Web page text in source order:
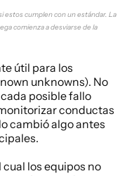
estos cumplen con un estándar. La
comienza a desviarse de la
unknowns). No
posible fallo
conductas
cambió algo antes
los equipos no